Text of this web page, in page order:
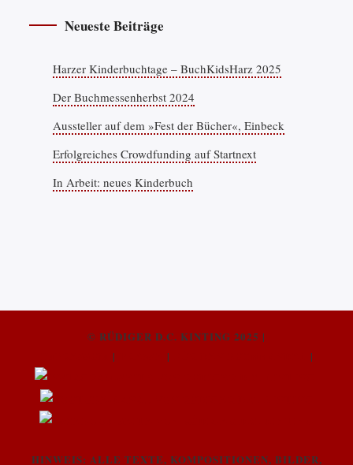
Neueste Beiträge
Harzer Kinderbuchtage – BuchKidsHarz 2025
Der Buchmessenherbst 2024
Aussteller auf dem »Fest der Bücher«, Einbeck
Erfolgreiches Crowdfunding auf Startnext
In Arbeit: neues Kinderbuch
© RÜDIGER D.C. KINTING 2025 |
| | |
HINWEIS: ALLE TEXTE, KOMPOSITIONEN, BILDER,